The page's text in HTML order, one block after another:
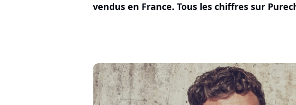
vendus en France. Tous les chiffres sur